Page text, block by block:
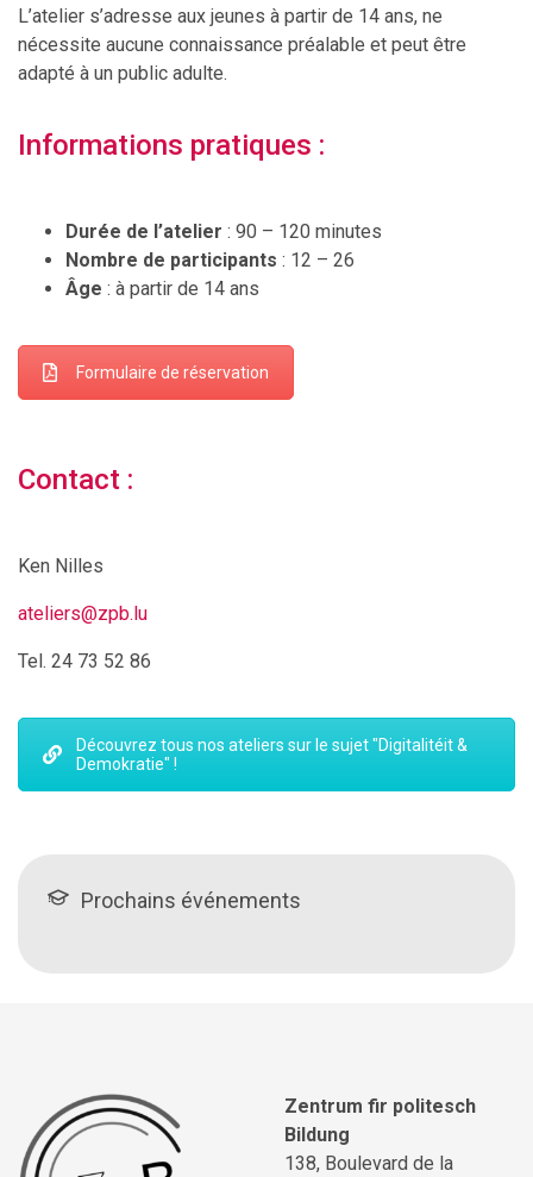
L’atelier s’adresse aux jeunes à partir de 14 ans, ne
nécessite aucune connaissance préalable et peut être
adapté à un public adulte.
Informations pratiques :
Durée de l’atelier : 90 – 120 minutes
Nombre de participants : 12 – 26
Âge : à partir de 14 ans
Formulaire de réservation
Contact :
Ken Nilles
ateliers@zpb.lu
Tel. 24 73 52 86
Découvrez tous nos ateliers sur le sujet "Digitalitéit &
Demokratie" !
Prochains événements
Zentrum fir politesch
Bildung
138, Boulevard de la